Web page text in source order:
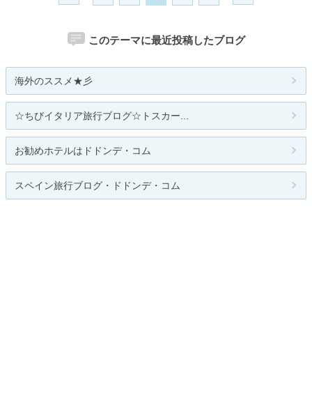
このテーマに最近投稿したブログ
海外のススメ★彡
☆ちびイタリア旅行ブログ☆トスカー...
お勧めホテルはドドンデ・コム
スペイン旅行ブログ・ドドンデ・コム